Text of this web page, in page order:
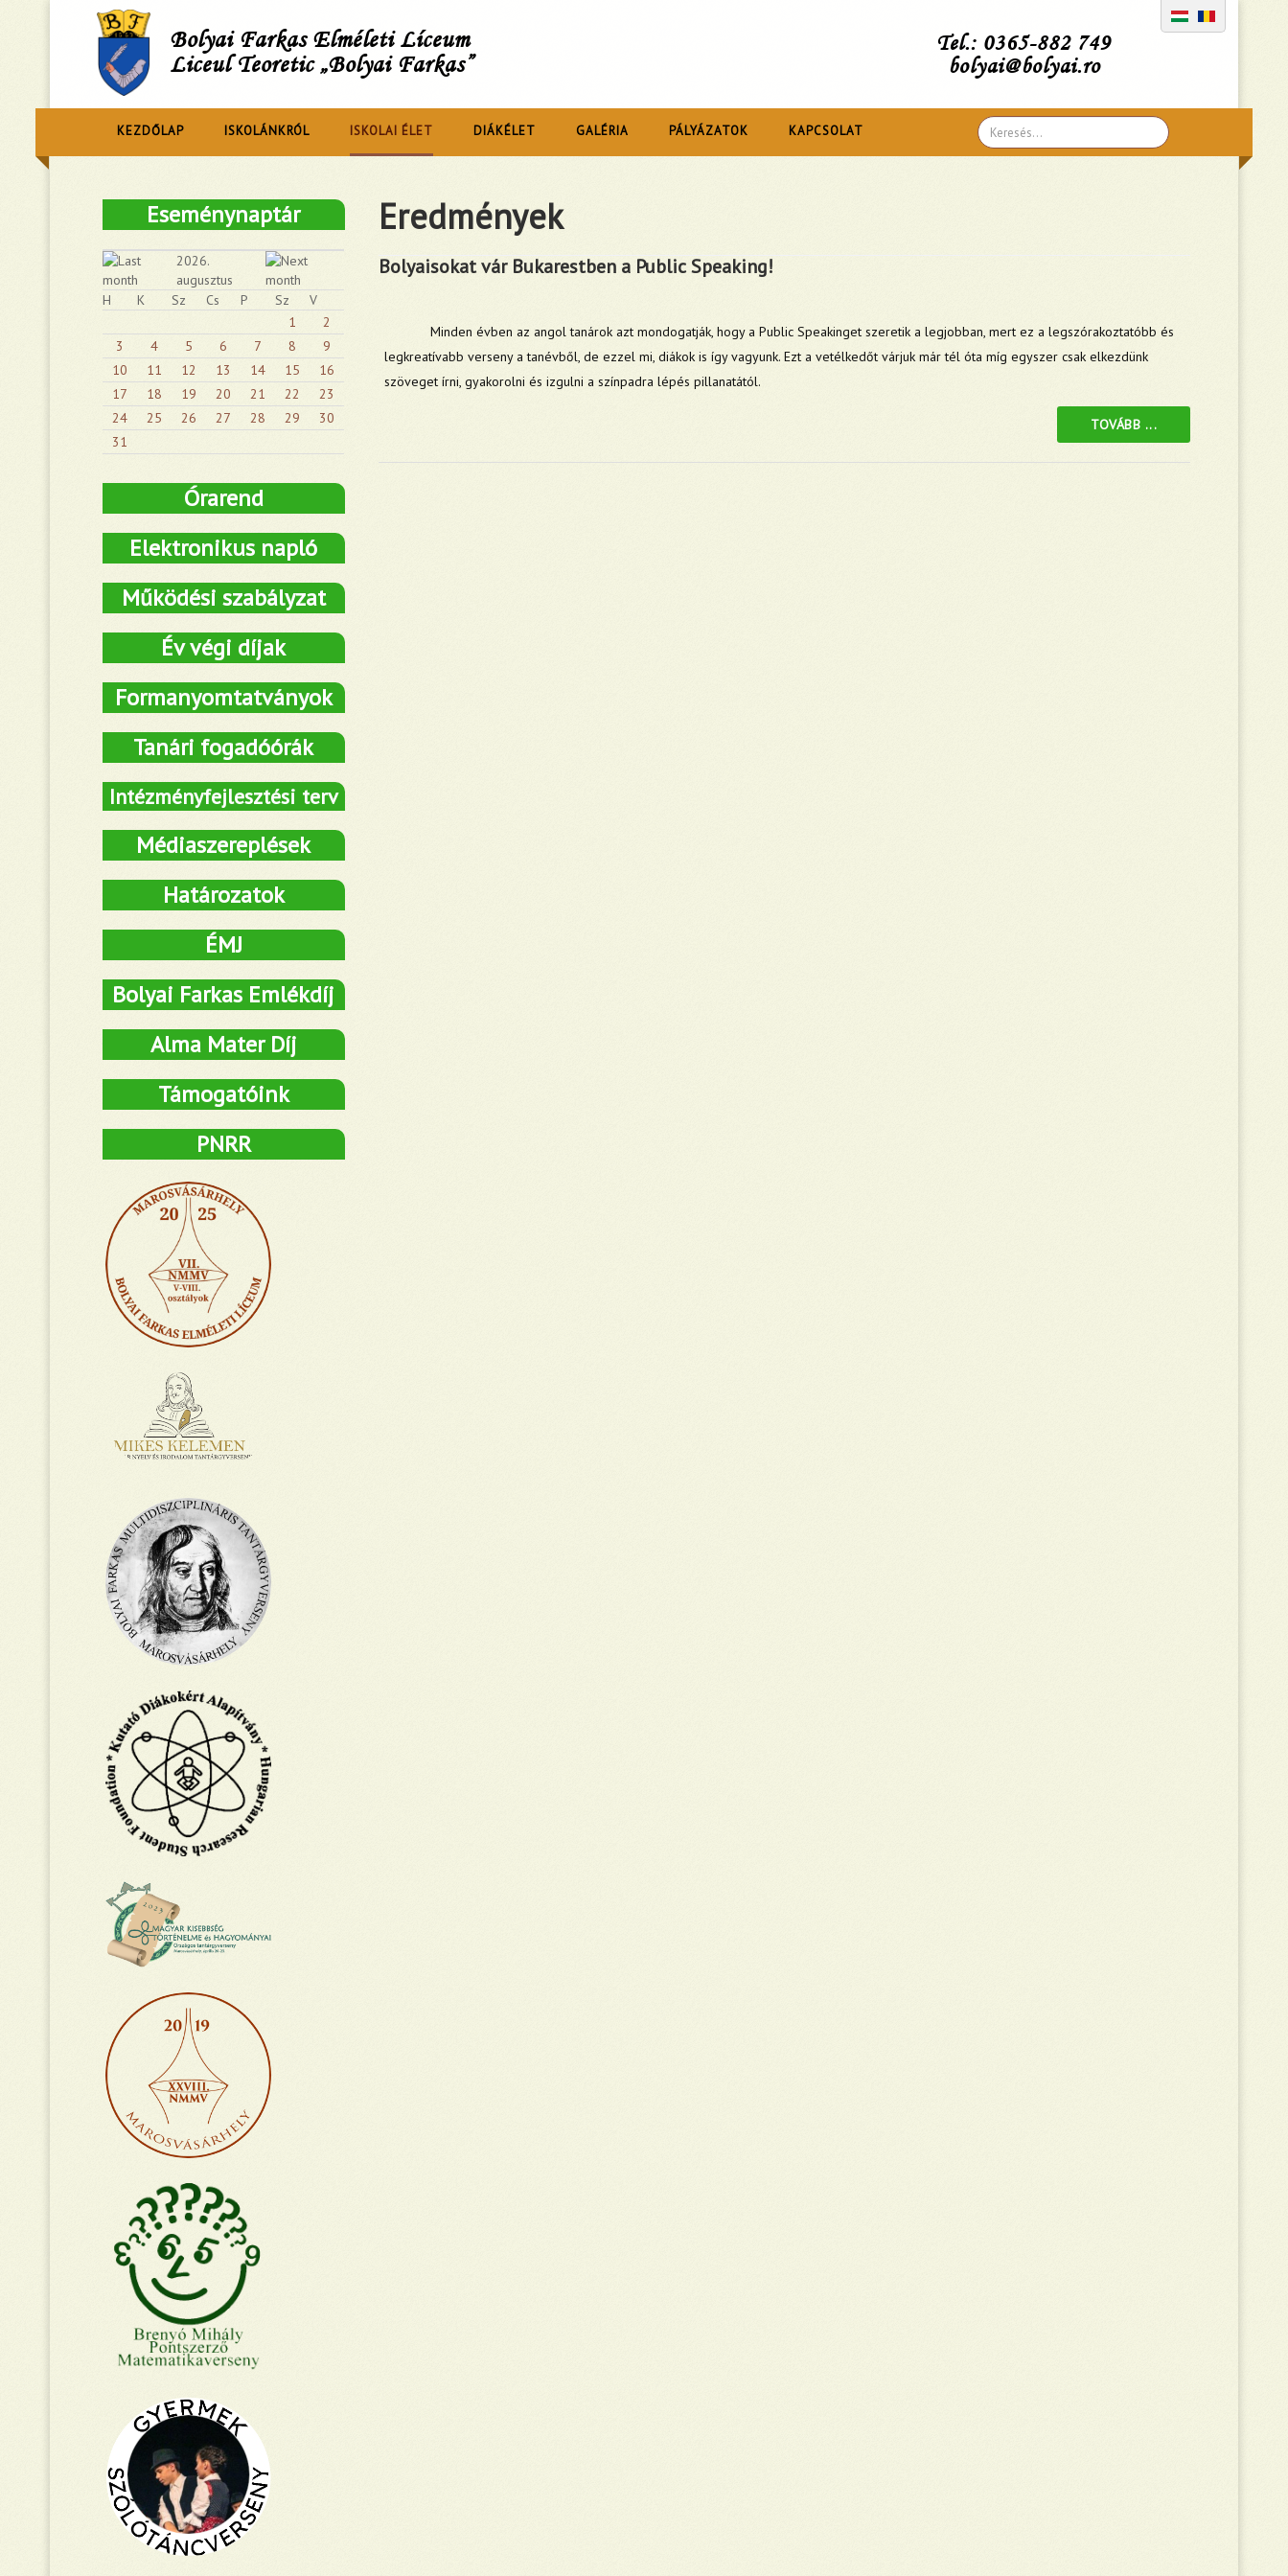
Bolyai Farkas Elméleti Líceum
Liceul Teoretic „Bolyai Farkas”
Tel.: 0365-882 749
bolyai@bolyai.ro
Search
...
KEZDŐLAP ISKOLÁNKRÓL ISKOLAI ÉLET DIÁKÉLET GALÉRIA PÁLYÁZATOK KAPCSOLAT
Eredmények
Bolyaisokat vár Bukarestben a Public Speaking!
Minden évben az angol tanárok azt mondogatják, hogy a Public Speakinget szeretik a legjobban, mert ez a legszórakoztatóbb és
legkreatívabb verseny a tanévből, de ezzel mi, diákok is így vagyunk. Ezt a vetélkedőt várjuk már tél óta míg egyszer csak elkezdünk
szöveget írni, gyakorolni és izgulni a színpadra lépés pillanatától.
TOVÁBB ...
Eseménynaptár
2026.
augusztus
H
K Sz Cs P Sz
V
1
2
3
4 5 6 7 8
9
10
11 12 13 14 15
16
17
18 19 20 21 22
23
24
25 26 27 28 29
30
31
Órarend
Elektronikus napló
Működési szabályzat
Év végi díjak
Formanyomtatványok
Tanári fogadóórák
Intézményfejlesztési terv
Médiaszereplések
Határozatok
ÉMJ
Bolyai Farkas Emlékdíj
Alma Mater Díj
Támogatóink
PNRR